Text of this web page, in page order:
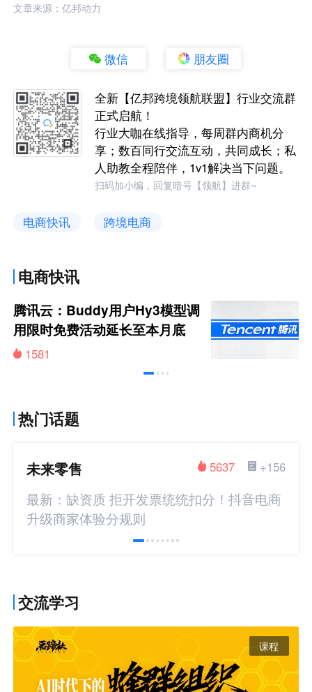
文章来源：亿邦动力
微信 朋友圈
全新【亿邦跨境领航联盟】行业交流群
正式启航！
行业大咖在线指导，每周群内商机分
享；数百同行交流互动，共同成长；私
人助教全程陪伴，1v1解决当下问题。
扫码加小编，回复暗号【领航】进群~
电商快讯 跨境电商
电商快讯
腾讯云：Buddy用户Hy3模型调
用限时免费活动延长至本月底
1581
热门话题
未来零售 +156
5637
最新：缺资质 拒开发票统统扣分！抖音电商
升级商家体验分规则
交流学习
课程